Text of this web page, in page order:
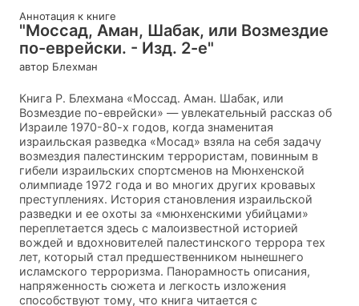
Аннотация к книге
"Моссад, Аман, Шабак, или Возмездие
по-еврейски. - Изд. 2-е"
автор Блехман
Книга Р. Блехмана «Моссад. Аман. Шабак, или
Возмездие по-еврейски» — увлекательный рассказ об
Израиле 1970-80-х годов, когда знаменитая
израильская разведка «Мосад» взяла на себя задачу
возмездия палестинским террористам, повинным в
гибели израильских спортсменов на Мюнхенской
олимпиаде 1972 года и во многих других кровавых
преступлениях. История становления израильской
разведки и ее охоты за «мюнхенскими убийцами»
переплетается здесь с малоизвестной историей
вождей и вдохновителей палестинского террора тех
лет, который стал предшественником нынешнего
исламского терроризма. Панорамность описания,
напряженность сюжета и легкость изложения
способствуют тому, что книга читается с